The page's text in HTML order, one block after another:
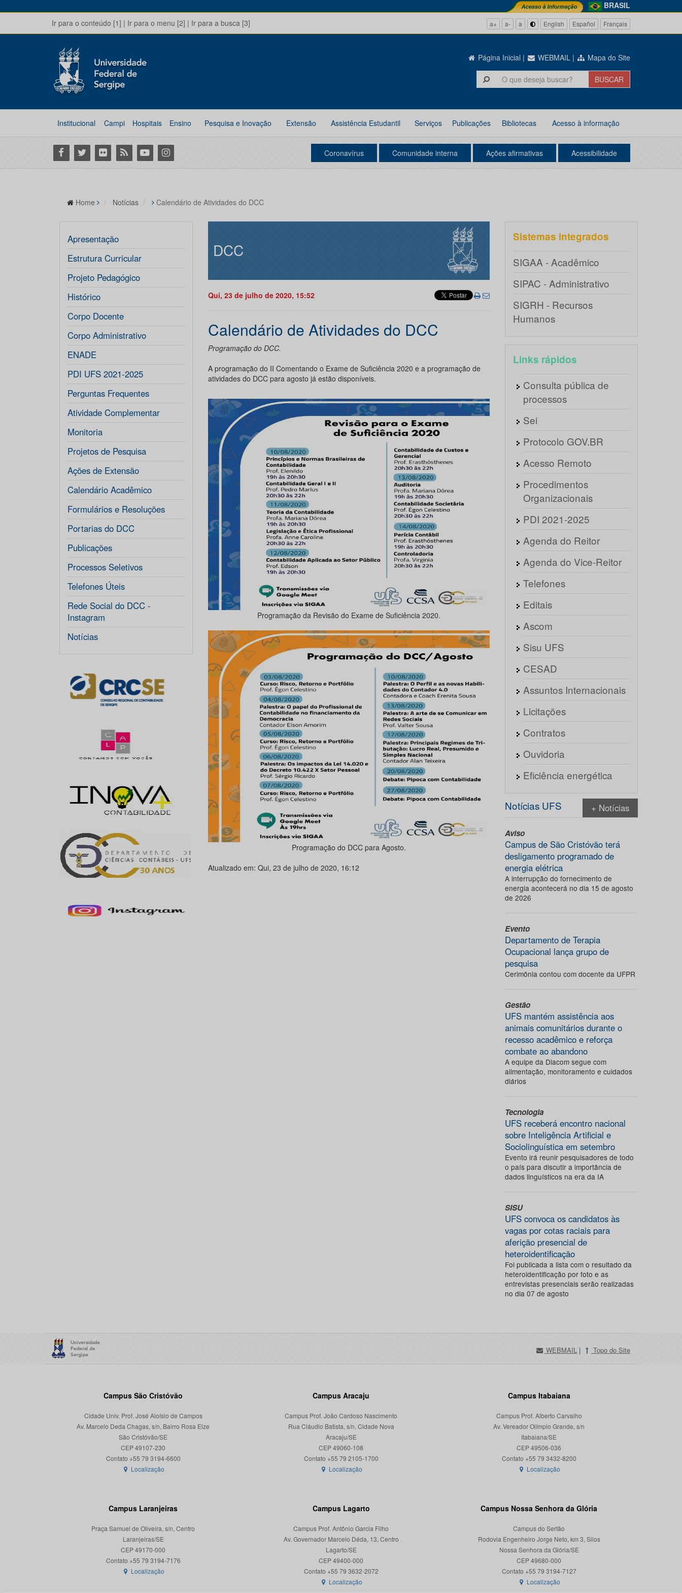
BRASIL
Ir para o conteúdo [1] | Ir para o menu [2] | Ir para a busca [3] a+ a- a English Español Français
Página Inicial | WEBMAIL | Mapa do Site
Institucional Campi Hospitais Ensino Pesquisa e Inovação Extensão Assistência Estudantil Serviços Publicações Bibliotecas Acesso à informação
Facebook
Twitter Flickr RSS YoutubeInstagram Coronavírus Comunidade interna Ações afirmativas Acessibilidade
Home Notícias Calendário de Atividades do DCC
Apresentação
Estrutura Curricular
Projeto Pedagógico
Histórico
Corpo Docente
Corpo Administrativo
ENADE
PDI UFS 2021-2025
Perguntas Frequentes
Atividade Complementar
Monitoria
Projetos de Pesquisa
Ações de Extensão
Calendário Acadêmico
Formulários e Resoluções
Portarias do DCC
Publicações
Processos Seletivos
Telefones Úteis
Rede Social do DCC -
Instagram
Notícias
DCC
Qui, 23 de julho de 2020, 15:52
Calendário de Atividades do DCC
Programação do DCC.
A programação do II Comentando o Exame de Suficiência 2020 e a programação de
atividades do DCC para agosto já estão disponíveis.
Programação da Revisão do Exame de Suficiência 2020.
Programação do DCC para Agosto.
Atualizado em: Qui, 23 de julho de 2020, 16:12
Sistemas integrados
SIGAA - Acadêmico
SIPAC - Administrativo
SIGRH - Recursos
Humanos
Links rápidos
Consulta pública de
processos
Sei
Protocolo GOV.BR
Acesso Remoto
Procedimentos
Organizacionais
PDI 2021-2025
Agenda do Reitor
Agenda do Vice-Reitor
Telefones
Editais
Ascom
Sisu UFS
CESAD
Assuntos Internacionais
Licitações
Contratos
Ouvidoria
Eficiência energética
Notícias UFS + Notícias
Aviso
Campus de São Cristóvão terá
desligamento programado de
energia elétrica
A interrupção do fornecimento de
energia acontecerá no dia 15 de agosto
de 2026
Evento
Departamento de Terapia
Ocupacional lança grupo de
pesquisa
Cerimônia contou com docente da UFPR
Gestão
UFS mantém assistência aos
animais comunitários durante o
recesso acadêmico e reforça
combate ao abandono
A equipe da Diacom segue com
alimentação, monitoramento e cuidados
diários
Tecnologia
UFS receberá encontro nacional
sobre Inteligência Artificial e
Sociolinguística em setembro
Evento irá reunir pesquisadores de todo
o país para discutir a importância de
dados linguísticos na era da IA
SISU
UFS convoca os candidatos às
vagas por cotas raciais para
aferição presencial de
heteroidentificação
Foi publicada a lista com o resultado da
heteroidentificação por foto e as
entrevistas presenciais serão realizadas
no dia 07 de agosto
WEBMAIL | Topo do Site
Campus São Cristóvão
Cidade Univ. Prof. José Aloísio de Campos
Av. Marcelo Deda Chagas, s/n, Bairro Rosa Elze
São Cristóvão/SE
CEP 49107-230
Localização
Campus Aracaju
Campus Prof. João Cardoso Nascimento
Rua Cláudio Batista, s/n, Cidade Nova
Aracaju/SE
CEP 49060-108
Localização
Campus Itabaiana
Campus Prof. Alberto Carvalho
Av. Vereador Olímpio Grande, s/n
Itabaiana/SE
CEP 49506-036
Localização
Campus Laranjeiras
Praça Samuel de Oliveira, s/n, Centro
Laranjeiras/SE
CEP 49170-000
Localização
Campus Lagarto
Campus Prof. Antônio Garcia Filho
Av. Governador Marcelo Déda, 13, Centro
Lagarto/SE
CEP 49400-000
Localização
Campus Nossa Senhora da Glória
Campus do Sertão
Rodovia Engenheiro Jorge Neto, km 3, Silos
Nossa Senhora da Glória/SE
CEP 49680-000
Contato +55 79 3194-7127
Localização